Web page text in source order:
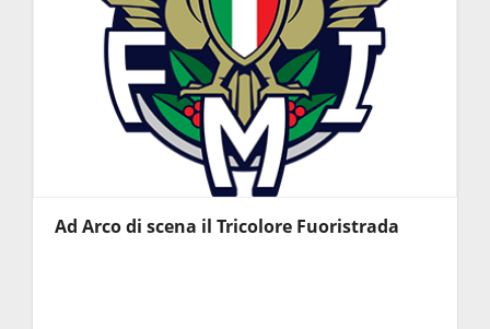
Ad Arco di scena il Tricolore Fuoristrada